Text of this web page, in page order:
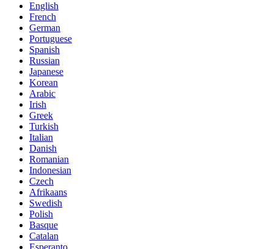
English
French
German
Portuguese
Spanish
Russian
Japanese
Korean
Arabic
Irish
Greek
Turkish
Italian
Danish
Romanian
Indonesian
Czech
Afrikaans
Swedish
Polish
Basque
Catalan